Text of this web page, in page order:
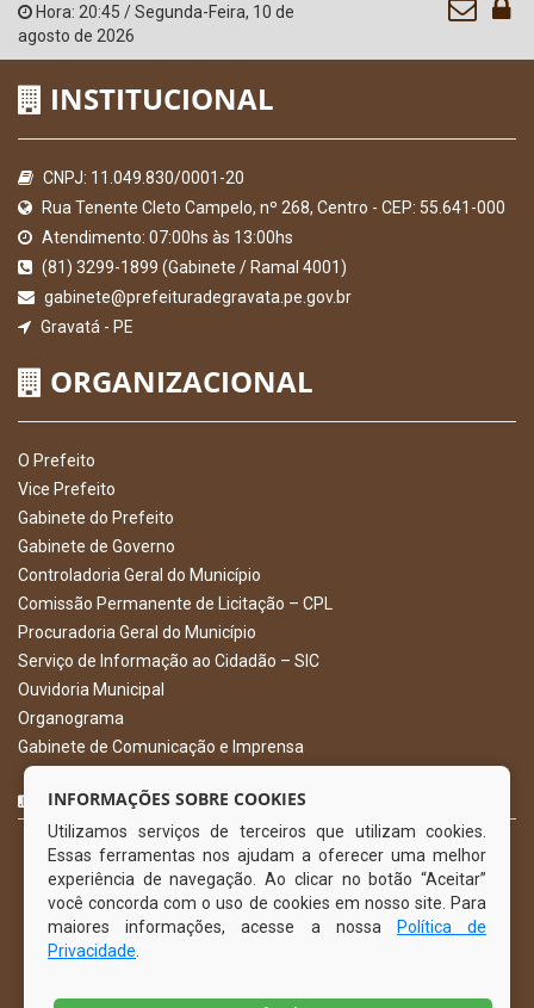
Hora: 20:45 /Segunda-Feira, 10 de
agosto de 2026
INSTITUCIONAL
CNPJ: 11.049.830/0001-20
Rua Tenente Cleto Campelo, nº 268, Centro - CEP: 55.641-000
Atendimento: 07:00hs às 13:00hs
(81) 3299-1899 (Gabinete / Ramal 4001)
gabinete@prefeituradegravata.pe.gov.br
Gravatá - PE
ORGANIZACIONAL
O Prefeito
Vice Prefeito
Gabinete do Prefeito
Gabinete de Governo
Controladoria Geral do Município
Comissão Permanente de Licitação – CPL
Procuradoria Geral do Município
Serviço de Informação ao Cidadão – SIC
Ouvidoria Municipal
Organograma
Gabinete de Comunicação e Imprensa
CURTA NOSSA FAN PAGE
INFORMAÇÕES SOBRE COOKIES
Utilizamos serviços de terceiros que utilizam cookies.
Essas ferramentas nos ajudam a oferecer uma melhor
experiência de navegação. Ao clicar no botão “Aceitar”
você concorda com o uso de cookies em nosso site. Para
maiores informações, acesse a nossa
Política de
Privacidade